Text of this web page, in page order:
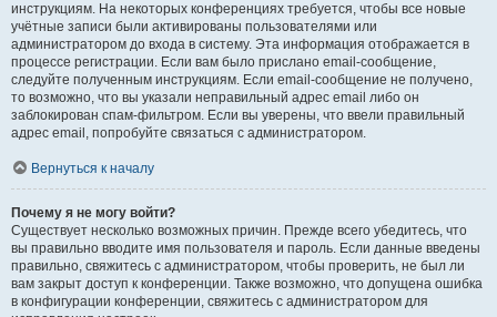
инструкциям. На некоторых конференциях требуется, чтобы все новые
учётные записи были активированы пользователями или
администратором до входа в систему. Эта информация отображается в
процессе регистрации. Если вам было прислано email-сообщение,
следуйте полученным инструкциям. Если email-сообщение не получено,
то возможно, что вы указали неправильный адрес email либо он
заблокирован спам-фильтром. Если вы уверены, что ввели правильный
адрес email, попробуйте связаться с администратором.
Вернуться к началу
Почему я не могу войти?
Существует несколько возможных причин. Прежде всего убедитесь, что
вы правильно вводите имя пользователя и пароль. Если данные введены
правильно, свяжитесь с администратором, чтобы проверить, не был ли
вам закрыт доступ к конференции. Также возможно, что допущена ошибка
в конфигурации конференции, свяжитесь с администратором для